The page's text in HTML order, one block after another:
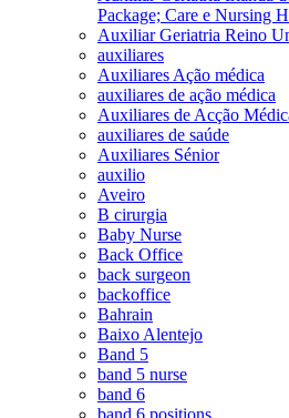
Package; Care e Nursing
Auxiliar Geriatria Reino
auxiliares
Auxiliares Ação médica
auxiliares de ação médica
Auxiliares de Acção
auxiliares de saúde
Auxiliares Sénior
auxilio
Aveiro
B cirurgia
Baby Nurse
Back Office
back surgeon
backoffice
Bahrain
Baixo Alentejo
Band 5
band 5 nurse
band 6
band 6 positions